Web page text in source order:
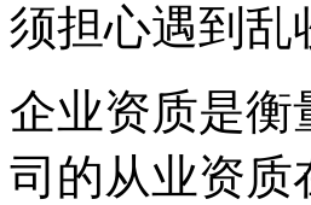
须担心遇到乱
企业资质是衡
司的从业资质